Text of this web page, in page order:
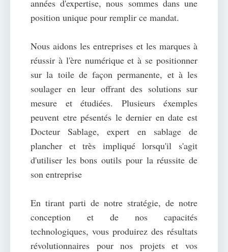
années d'expertise, nous sommes dans une
position unique pour remplir ce mandat.
Nous aidons les entreprises et les marques à
réussir à l'ère numérique et à se positionner
sur la toile de façon permanente, et à les
soulager en leur offrant des solutions sur
mesure et étudiées. Plusieurs éxemples
peuvent etre pésentés le dernier en date est
Docteur Sablage, expert en sablage de
plancher et très impliqué lorsqu'il s'agit
d'utiliser les bons outils pour la réussite de
son entreprise
En tirant parti de notre stratégie, de notre
conception et de nos capacités
technologiques, vous produirez des résultats
révolutionnaires pour nos projets et vos